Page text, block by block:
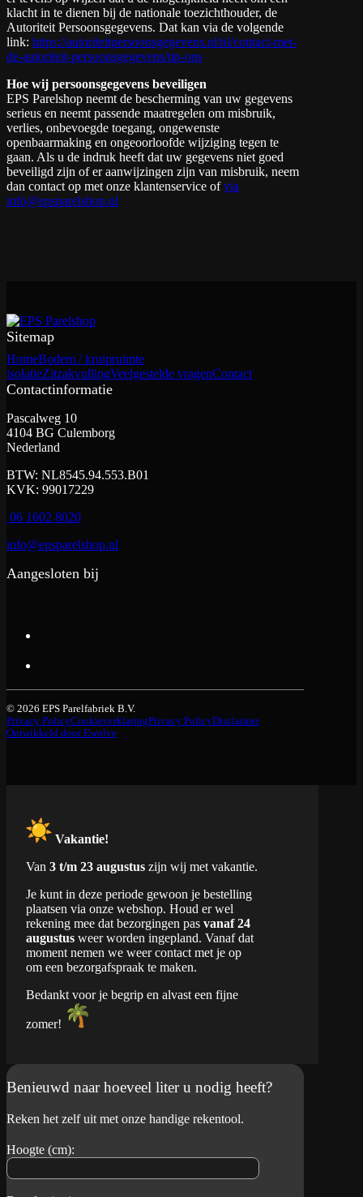
klacht in te dienen bij de nationale toezichthouder, de
Autoriteit Persoonsgegevens. Dat kan via de volgende
link: https://autoriteitpersoonsgegevens.nl/nl/contact-met-
de-autoriteit-persoonsgegevens/tip-ons
Hoe wij persoonsgegevens beveiligen
EPS Parelshop neemt de bescherming van uw gegevens
serieus en neemt passende maatregelen om misbruik,
verlies, onbevoegde toegang, ongewenste
openbaarmaking en ongeoorloofde wijziging tegen te
gaan. Als u de indruk heeft dat uw gegevens niet goed
beveiligd zijn of er aanwijzingen zijn van misbruik, neem
dan contact op met onze klantenservice ofvia
info@epsparelshop.nl
Sitemap
HomeBodem / kruipruimte
isolatieZitzakvullingVeelgestelde vragenContact
Contactinformatie
Pascalweg 10
4104 BG Culemborg
Nederland
BTW: NL8545.94.553.B01
KVK: 99017229
06 1602 8020
info@epsparelshop.nl
Aangesloten bij
© 2026 EPS Parelfabriek B.V.
Privacy PolicyCookieverklaringPrivacy PolicyDisclaimer
Ontwikkeld door Ewolve
Vakantie!
Van 3 t/m 23 augustus zijn wij met vakantie.
Je kunt in deze periode gewoon je bestelling
plaatsen via onze webshop. Houd er wel
rekening mee dat bezorgingen pas vanaf 24
augustus weer worden ingepland. Vanaf dat
moment nemen we weer contact met je op
om een bezorgafspraak te maken.
Bedankt voor je begrip en alvast een fijne
zomer!
Benieuwd naar hoeveel liter u nodig heeft?
Reken het zelf uit met onze handige rekentool.
Hoogte (cm):